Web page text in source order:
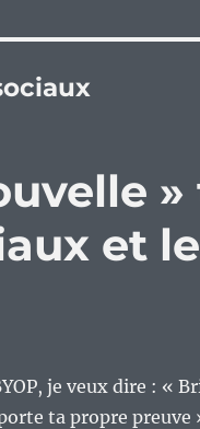
et
je veux dire : «
ta propre preuve